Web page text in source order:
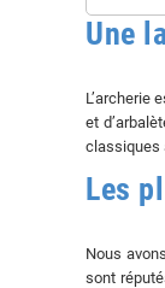
Une
L’archerie
et
classiques
Les
Nous
sont